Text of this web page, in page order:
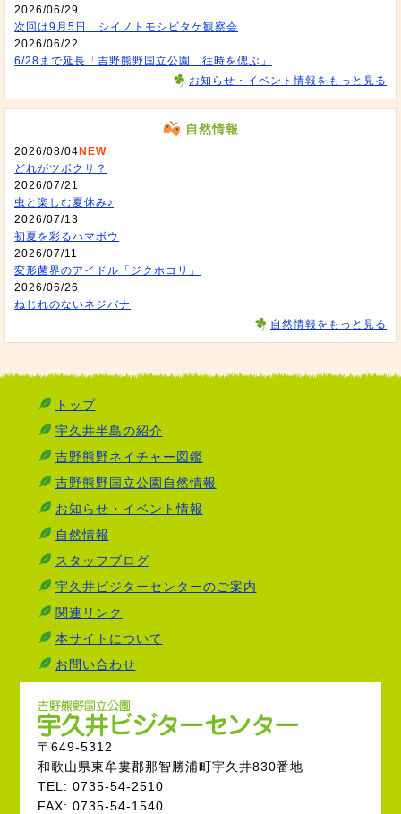
2026/06/29
次回は9月5日 シイノトモシビタケ観察会
2026/06/22
6/28まで延長「吉野熊野国立公園 往時を偲ぶ」
お知らせ・イベント情報をもっと見る
自然情報
2026/08/04 NEW
どれがツボクサ？
2026/07/21
虫と楽しむ夏休み♪
2026/07/13
初夏を彩るハマボウ
2026/07/11
変形菌界のアイドル「ジクホコリ」
2026/06/26
ねじれのないネジバナ
自然情報をもっと見る
トップ
宇久井半島の紹介
吉野熊野ネイチャー図鑑
吉野熊野国立公園自然情報
お知らせ・イベント情報
自然情報
スタッフブログ
宇久井ビジターセンターのご案内
関連リンク
本サイトについて
お問い合わせ
〒649-5312
和歌山県東牟婁郡那智勝浦町宇久井830番地
TEL: 0735-54-2510
FAX: 0735-54-1540